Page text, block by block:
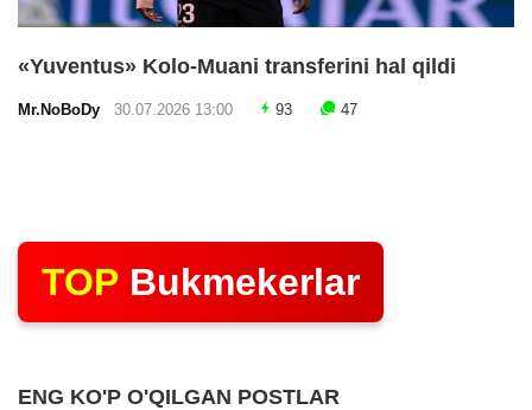
«Yuventus» Kolo-Muani transferini hal qildi
Mr.NoBoDy 30.07.2026 13:00 93 47
TOP Bukmekerlar
ENG KO'P O'QILGAN POSTLAR